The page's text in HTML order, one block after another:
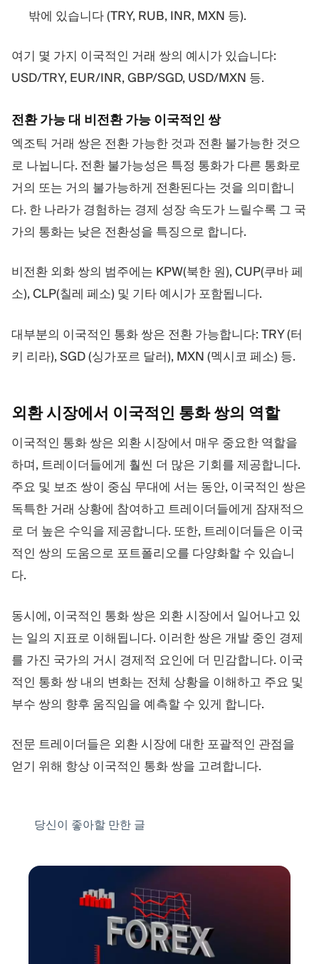
밖에 있습니다 (TRY, RUB, INR, MXN 등).
여기 몇 가지 이국적인 거래 쌍의 예시가 있습니다:
USD/TRY, EUR/INR, GBP/SGD, USD/MXN 등.
전환 가능 대 비전환 가능 이국적인 쌍
엑조틱 거래 쌍은 전환 가능한 것과 전환 불가능한 것으
로 나뉩니다. 전환 불가능성은 특정 통화가 다른 통화로
거의 또는 거의 불가능하게 전환된다는 것을 의미합니
다. 한 나라가 경험하는 경제 성장 속도가 느릴수록 그 국
가의 통화는 낮은 전환성을 특징으로 합니다.
비전환 외화 쌍의 범주에는 KPW(북한 원), CUP(쿠바 페
소), CLP(칠레 페소) 및 기타 예시가 포함됩니다.
대부분의 이국적인 통화 쌍은 전환 가능합니다: TRY (터
키 리라), SGD (싱가포르 달러), MXN (멕시코 페소) 등.
외환 시장에서 이국적인 통화 쌍의 역할
이국적인 통화 쌍은 외환 시장에서 매우 중요한 역할을
하며, 트레이더들에게 훨씬 더 많은 기회를 제공합니다.
주요 및 보조 쌍이 중심 무대에 서는 동안, 이국적인 쌍은
독특한 거래 상황에 참여하고 트레이더들에게 잠재적으
로 더 높은 수익을 제공합니다. 또한, 트레이더들은 이국
적인 쌍의 도움으로 포트폴리오를 다양화할 수 있습니
다.
동시에, 이국적인 통화 쌍은 외환 시장에서 일어나고 있
는 일의 지표로 이해됩니다. 이러한 쌍은 개발 중인 경제
를 가진 국가의 거시 경제적 요인에 더 민감합니다. 이국
적인 통화 쌍 내의 변화는 전체 상황을 이해하고 주요 및
부수 쌍의 향후 움직임을 예측할 수 있게 합니다.
전문 트레이더들은 외환 시장에 대한 포괄적인 관점을
얻기 위해 항상 이국적인 통화 쌍을 고려합니다.
당신이 좋아할 만한 글